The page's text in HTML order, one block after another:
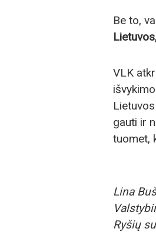
Be to,
VLK
gauti ir
tuomet,
Lina
Ryšių